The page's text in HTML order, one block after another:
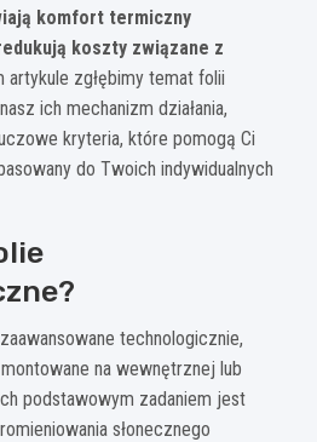
komfort termiczny
koszty związane z
artykule zgłębimy temat folii
ich mechanizm działania,
kryteria, które pomogą Ci
do Twoich indywidualnych
technologicznie,
na wewnętrznej lub
podstawowym zadaniem jest
słonecznego